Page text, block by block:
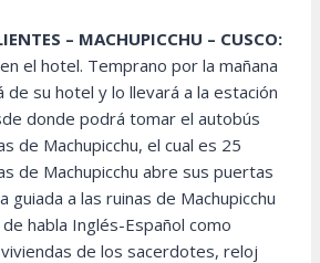
– MACHUPICCHU – CUSCO:
el hotel. Temprano por la mañana
de su hotel y lo llevará a la estación
donde podrá tomar el autobús
de Machupicchu, el cual es 25
de Machupicchu abre sus puertas
guiada a las ruinas de Machupicchu
habla Inglés-Español como
de los sacerdotes, reloj